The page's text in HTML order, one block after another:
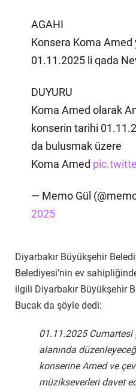
AGAHI
Konsera Koma Amed
01.11.2025 li qada
DUYURU
Koma Amed olarak
konserin tarihi
da bulusmak üzere
Koma Amed
— Memo Gül
2025
Diyarbakır Büyükşehir
Belediyesi’nin ev
ilgili Diyarbakır Büyükşehir
Bucak da şöyle dedi:
01.11.2025 Cumartesi
alanında
konserine Amed ve
müzikseverleri davet